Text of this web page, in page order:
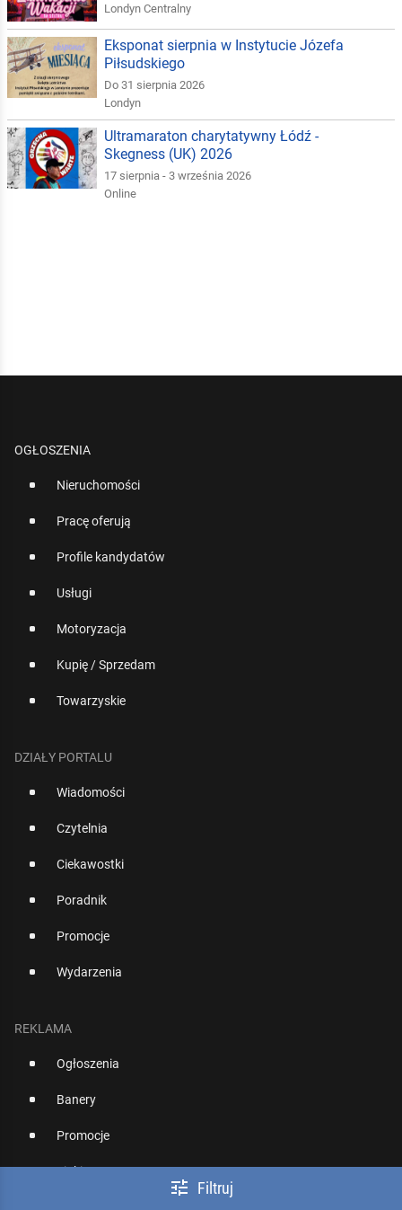
 Filtruj
Londyn Centralny
Eksponat sierpnia w Instytucie Józefa
Piłsudskiego
Do 31 sierpnia 2026
Londyn
Ultramaraton charytatywny Łódź -
Skegness (UK) 2026
17 sierpnia - 3 września 2026
Online
OGŁOSZENIA
Nieruchomości
Pracę oferują
Profile kandydatów
Usługi
Motoryzacja
Kupię / Sprzedam
Towarzyskie
DZIAŁY PORTALU
Wiadomości
Czytelnia
Ciekawostki
Poradnik
Promocje
Wydarzenia
REKLAMA
Ogłoszenia
Banery
Promocje
Linki Sponsorowane